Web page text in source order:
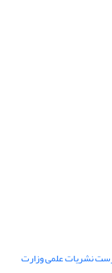
نشریات علمی وزارت